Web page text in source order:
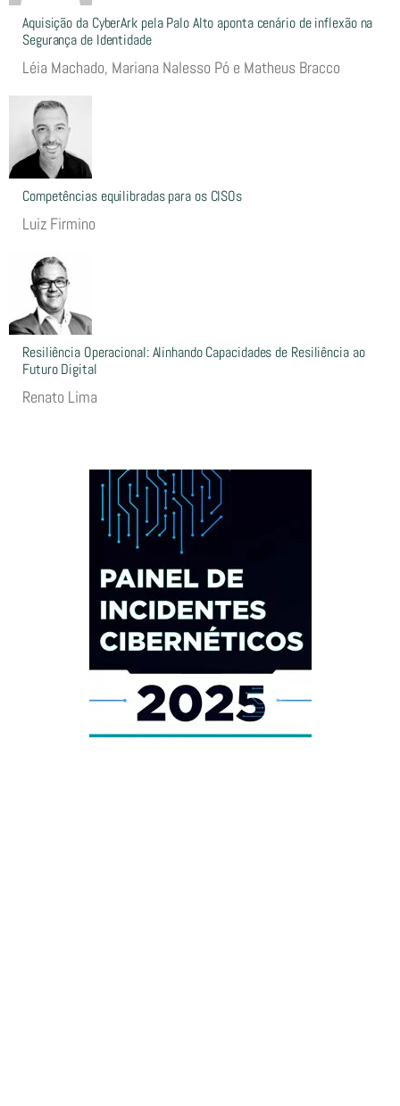
Aquisição da CyberArk pela Palo Alto aponta cenário de inflexão na
Segurança de Identidade
Léia Machado, Mariana Nalesso Pó e Matheus Bracco
Competências equilibradas para os CISOs
Luiz Firmino
Resiliência Operacional: Alinhando Capacidades de Resiliência ao
Futuro Digital
Renato Lima